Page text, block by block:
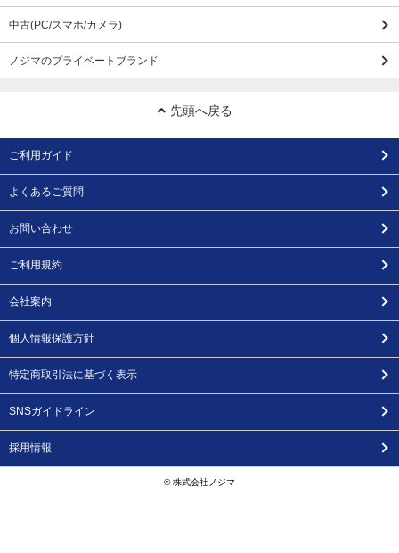
中古(PC/スマホ/カメラ)
ノジマのプライベートブランド
先頭へ戻る
ご利用ガイド
よくあるご質問
お問い合わせ
ご利用規約
会社案内
個人情報保護方針
特定商取引法に基づく表示
SNSガイドライン
採用情報
© 株式会社ノジマ